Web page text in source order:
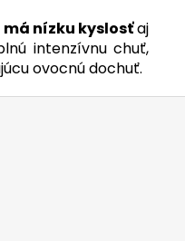
nízku kyslosťaj
intenzívnu chuť,
ovocnú dochuť.